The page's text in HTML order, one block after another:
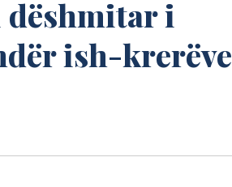
i
ish-krerëve